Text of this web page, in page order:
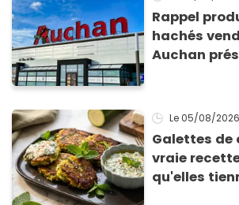
Rappel
hachés
Auchan
Le 05/08/2026
Galettes de
vraie
qu'elles